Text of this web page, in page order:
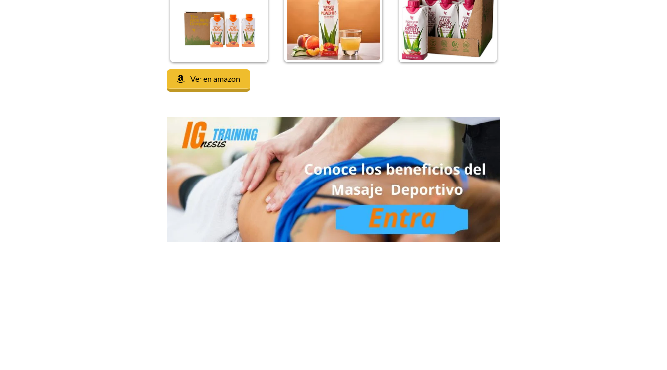
Ver en amazon